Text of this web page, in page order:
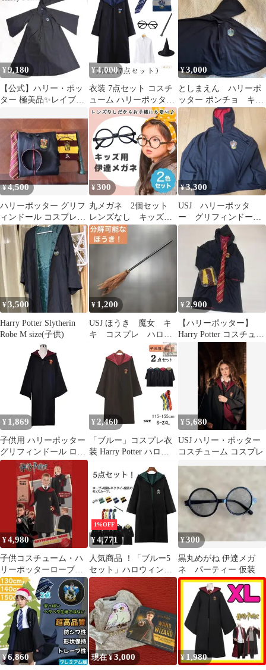
¥ 9,180
【公式】ハリー・ポッ
ター 極美品✨レイブン
¥4,000
衣装 7点セット コスチ
ューム ハリーポッター
コスプレ ハロウィン 仮
装 子供 大人 男の子 女
の子 学園祭 プレゼント
ギフト クリスマス
M0708-3NHF-1
¥3,000
としまえん ハリーポ
ッター ポンチョ キッ
ズ用 スリザリン
¥4,500
ハリーポッター グリフ
ィンドール コスプレ衣
装セット➕カチューシ
ャ付
¥300
丸メガネ 2個セット
レンズなし キッズ
用 伊達眼鏡 だて黒
ぶち 子供 コスプレ
¥3,300
USJ ハリーポッタ
ー グリフィンドール
ポンチョ 150
¥3,500
Harry Potter Slytherin
Robe M size(子供)
¥ 1,200
USJ ほうき 魔女 キ
キ コスプレ ハロウ
ィン 子供 魔女の宅
急便 ジブリ
¥2,900
【ハリーポッター】
Harry Potter コスチュー
ム ローブ ネクタイセッ
¥ 1,869
子供用 ハリーポッター
グリフィンドール ロー
ブ マント コスプレ衣装
ハロウィン キッズサイ
ズ115P_4 [ID:12197]
¥ 2,460
「ブルー」コスプレ衣
装 Harry Potter ハロウ
グリフィンドールハリ
ーポッターローブ/レイ
ブンクロー/ハッフルパ
フ/スリザリンハロウィ
ン/仮装 子供 大人 ハロ
ウィン クリスマス学園
祭 男女兼用xh
¥5,680
USJ ハリー・ポッター ￼
コスチューム ￼コスプレ
¥4,980
子供コスチューム・ハ
リーポッターローブ
(90048)
1%OFF
¥4,771
人気商品 ！「ブルー5
セット」ハロウィン衣
装 コスプレ コスプレ衣
装 Harry Potter ハロウ
ィン セット ハロウィン
仮装 グリフィンドール
ハリーポッターローブ/
レイブンクロー/ハッフ
ルパフ/スリザリンハロ
ウィン/仮装 子供 大人
¥300
黒丸めがね 伊達メガ
ネ パーティー 仮装
¥6,860 現在 ¥3,000 ¥ 1,980